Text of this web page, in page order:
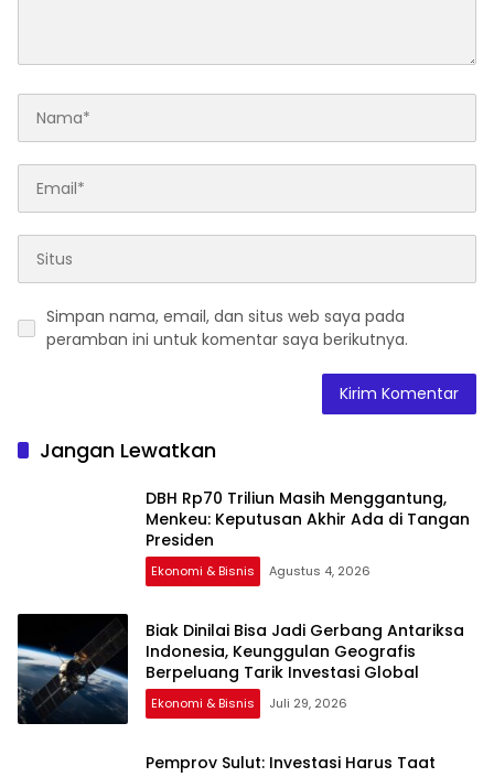
Simpan nama, email, dan situs web saya pada
peramban ini untuk komentar saya berikutnya.
Jangan Lewatkan
DBH Rp70 Triliun Masih Menggantung,
Menkeu: Keputusan Akhir Ada di Tangan
Presiden
Ekonomi & Bisnis Agustus 4, 2026
Biak Dinilai Bisa Jadi Gerbang Antariksa
Indonesia, Keunggulan Geografis
Berpeluang Tarik Investasi Global
Ekonomi & Bisnis Juli 29, 2026
Pemprov Sulut: Investasi Harus Taat